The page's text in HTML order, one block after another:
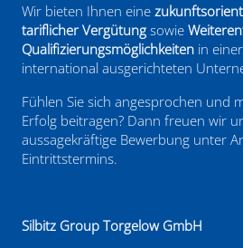
Wir bieten Ihnen eine
tariflicher Vergütung sowie
Qualifizierungsmöglichkeiten in
international ausgerichteten
Fühlen Sie sich angesprochen und
Erfolg beitragen? Dann freuen wir
aussagekräftige Bewerbung unter
Eintrittstermins.
Silbitz Group Torgelow GmbH